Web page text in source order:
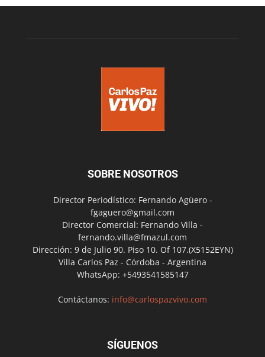
SOBRE NOSOTROS
Director Periodístico: Fernando Agüero -
fgaguero@gmail.com
Director Comercial: Fernando Villa -
fernando.villa@fmazul.com
Dirección: 9 de Julio 90. Piso 10. Of 107.(X5152EYN)
Villa Carlos Paz - Córdoba - Argentina
WhatsApp: +5493541585147
Contáctanos: info@carlospazvivo.com
SÍGUENOS